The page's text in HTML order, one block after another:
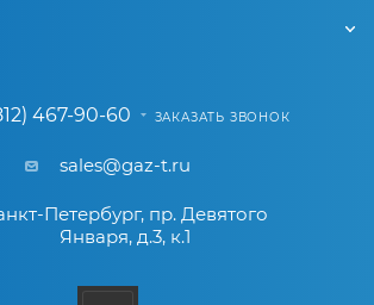
467-90-60 ЗАКАЗАТЬ ЗВОНОК
sales@gaz-t.ru
Петербург, пр. Девятого
Января, д.3, к.1